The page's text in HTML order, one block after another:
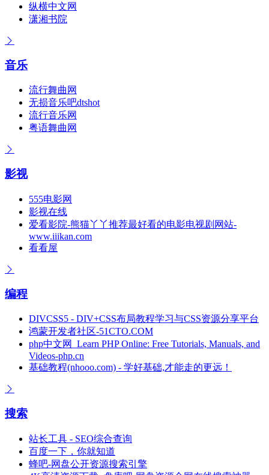
纵横中文网
潇湘书院
音乐
流行舞曲网
无损音乐吧dtshot
流行音乐网
粤语舞曲网
影视
555电影网
影视在线
爱看影院-熊猫丫丫推荐最好看的电影电视剧网站-
www.iiikan.com
看看屋
编程
DIVCSS5 - DIV+CSS布局教程学习与CSS资源分享平台
鸿蒙开发者社区-51CTO.COM
php中文网_Learn PHP Online: Free Tutorials, Manuals, and
Videos-php.cn
基础教程(nhooo.com) - 学好基础,才能走的更远！
搜索
站长工具 - SEO综合查询
百度一下，你就知道
蜂吧-网盘公开资源搜索引擎